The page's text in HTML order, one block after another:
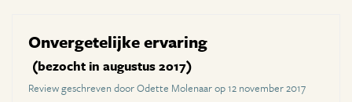
Onvergetelijke ervaring
(bezocht in augustus 2017)
Review geschreven door Odette Molenaar op 12 november 2017